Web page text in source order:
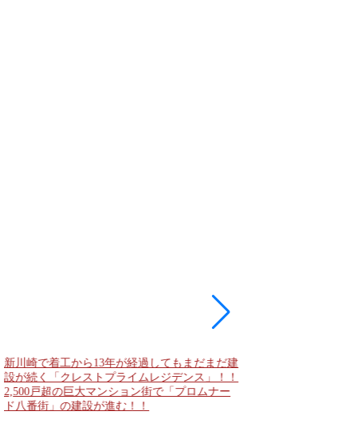
新川崎で着工から13年が経過してもまだまだ建
設が続く「クレストプライムレジデンス」！！
2,500戸超の巨大マンション街で「プロムナー
ド八番街」の建設が進む！！